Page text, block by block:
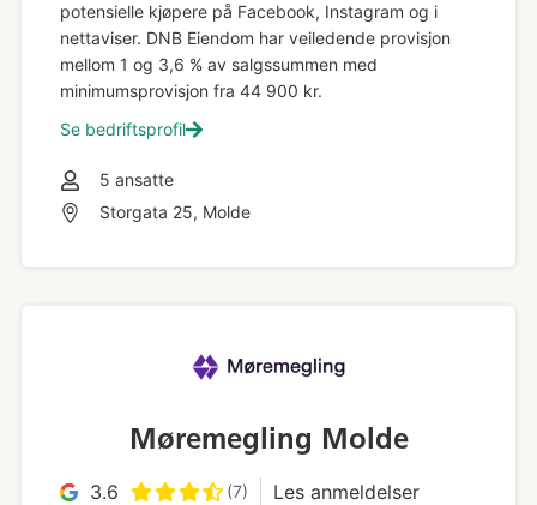
potensielle kjøpere på Facebook, Instagram og i
nettaviser. DNB Eiendom har veiledende provisjon
mellom 1 og 3,6 % av salgssummen med
minimumsprovisjon fra 44 900 kr.
Se bedriftsprofil
5 ansatte
Storgata 25, Molde
Møremegling Molde
3.6 (7) Les anmeldelser